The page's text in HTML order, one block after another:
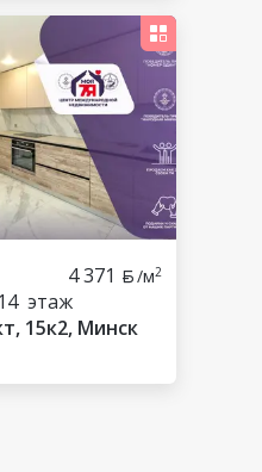
4 371 /м2
этаж
15к2, Минск